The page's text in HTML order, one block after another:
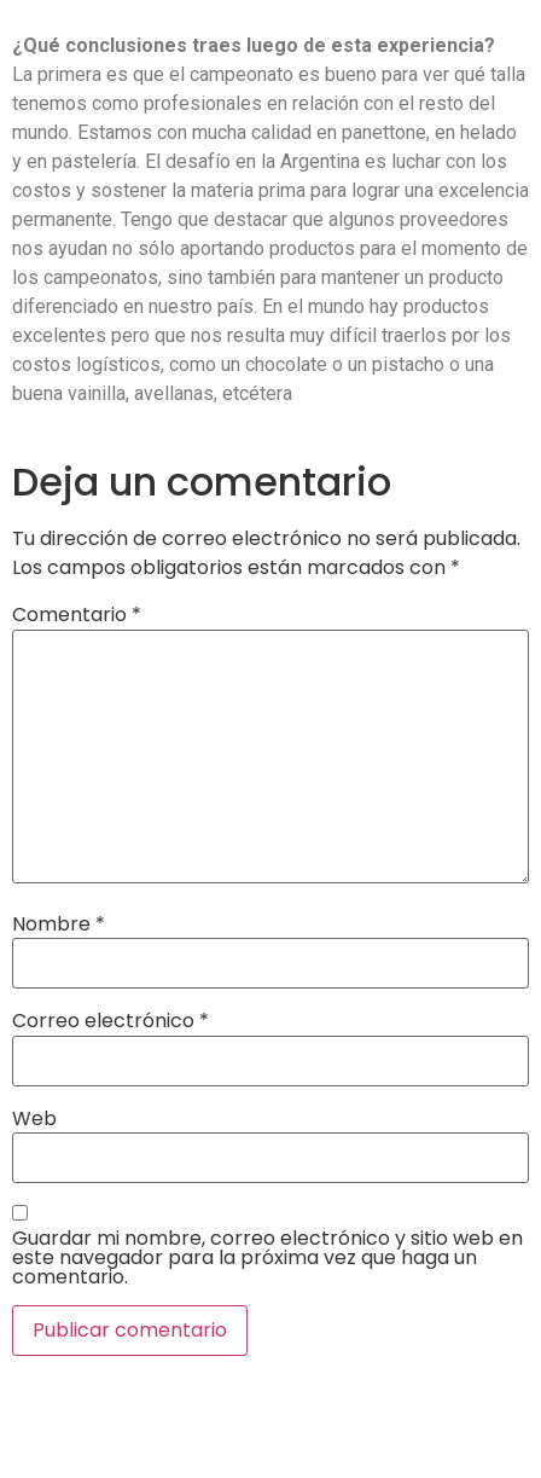
¿Qué conclusiones traes luego de esta experiencia?
La primera es que el campeonato es bueno para ver qué talla
tenemos como profesionales en relación con el resto del
mundo. Estamos con mucha calidad en panettone, en helado
y en pastelería. El desafío en la Argentina es luchar con los
costos y sostener la materia prima para lograr una excelencia
permanente. Tengo que destacar que algunos proveedores
nos ayudan no sólo aportando productos para el momento de
los campeonatos, sino también para mantener un producto
diferenciado en nuestro país. En el mundo hay productos
excelentes pero que nos resulta muy difícil traerlos por los
costos logísticos, como un chocolate o un pistacho o una
buena vainilla, avellanas, etcétera
Deja un comentario
Tu dirección de correo electrónico no será publicada.
Los campos obligatorios están marcados con *
Comentario *
Nombre *
Correo electrónico *
Web
Guardar mi nombre, correo electrónico y sitio web en
este navegador para la próxima vez que haga un
comentario.